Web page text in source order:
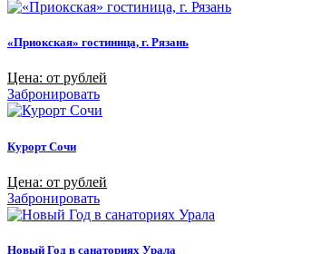
«Приокская» гостиница, г. Рязань
Цена: от рублей
Забронировать
Курорт Сочи
Цена: от рублей
Забронировать
Новый Год в санаториях Урала